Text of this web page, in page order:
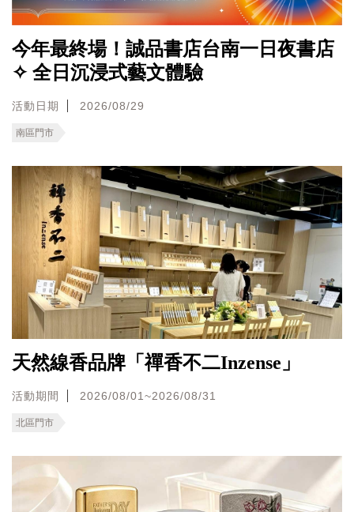
今年最終場！誠品書店台南一日夜書店
✧ 全日沉浸式藝文體驗
活動日期 2026/08/29
南區門市
天然線香品牌「禪香不二Inzense」
活動期間 2026/08/01~2026/08/31
北區門市